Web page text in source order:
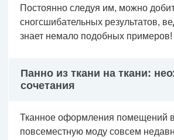
Постоянно следуя им, можно
сногсшибательных результатов,
знает немало подобных примеров!
Панно из ткани на ткани:
сочетания
Тканное оформления помещений
повсеместную моду совсем